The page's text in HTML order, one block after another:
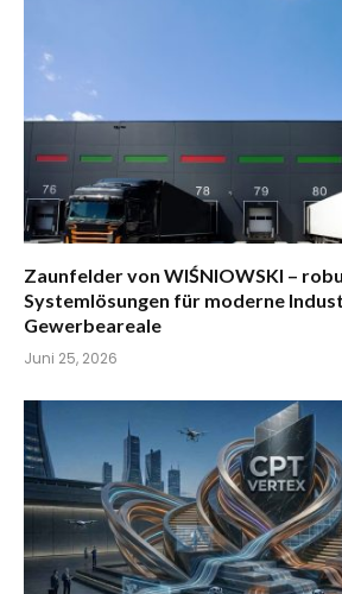
Zaunfelder von WIŚNIOWSKI –
Systemlösungen für moderne
Gewerbeareale
Juni 25, 2026